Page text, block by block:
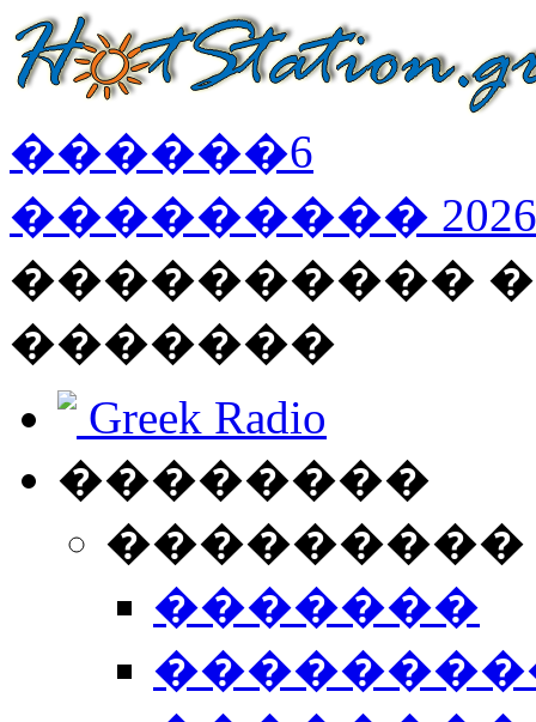
������6
��������� 2026
����������
�������
Greek Radio
��������
�������